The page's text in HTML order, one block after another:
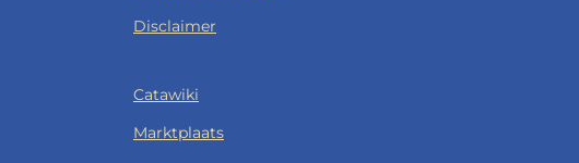
Disclaimer
Catawiki
Marktplaats